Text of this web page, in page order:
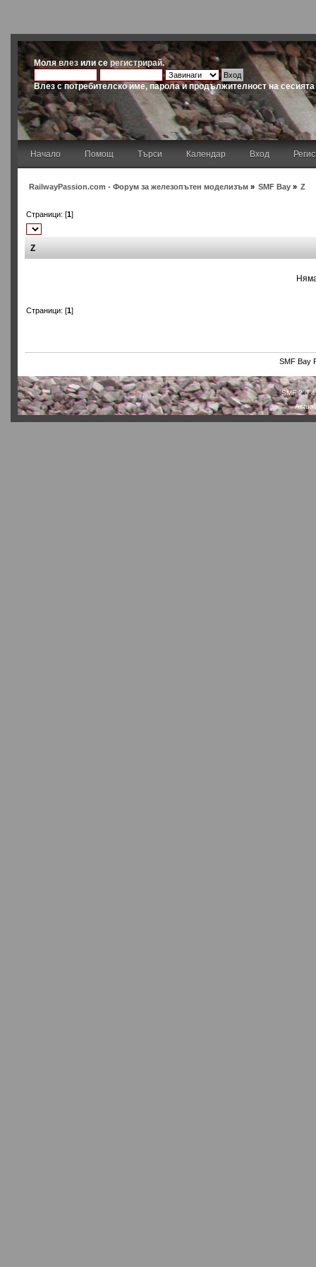
Молявлез или серегистрирай.
Влез с потребителско име, парола и продължителност на сесията
Начало Помощ Търси Календар Вход
RailwayPassion.com - Форум за железопътен моделизъм» SMF Bay » Z
Страници: [1]
Z
Страници: [1]
SMF Bay
SMF 2.0.4